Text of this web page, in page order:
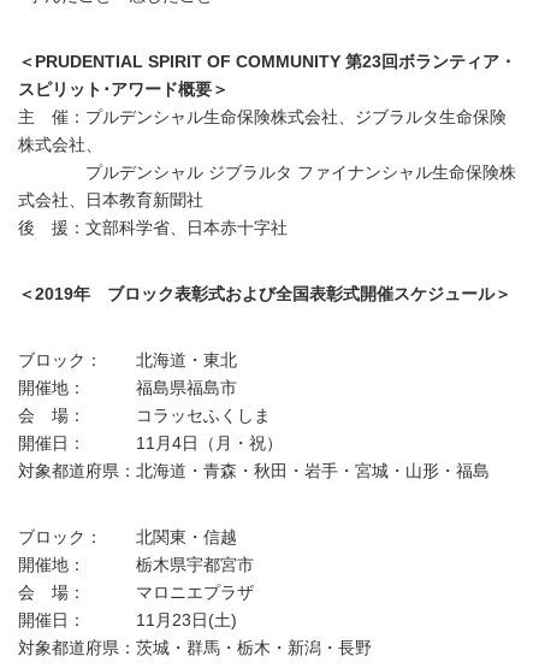
＜PRUDENTIAL SPIRIT OF COMMUNITY 第23回ボランティア・
スピリット･アワード概要＞
主 催：プルデンシャル生命保険株式会社、ジブラルタ生命保険
株式会社、
プルデンシャル ジブラルタ ファイナンシャル生命保険株
式会社、日本教育新聞社
後 援：文部科学省、日本赤十字社
＜2019年 ブロック表彰式および全国表彰式開催スケジュール＞
ブロック： 北海道・東北
開催地： 福島県福島市
会 場： コラッセふくしま
開催日： 11月4日（月・祝）
対象都道府県：北海道・青森・秋田・岩手・宮城・山形・福島
ブロック： 北関東・信越
開催地： 栃木県宇都宮市
会 場： マロニエプラザ
開催日： 11月23日(土)
対象都道府県：茨城・群馬・栃木・新潟・長野